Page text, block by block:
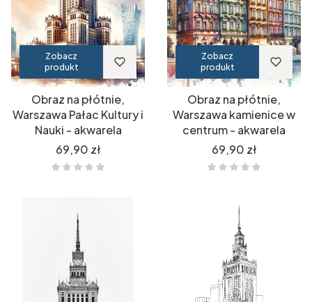
Zobacz
produkt
Obraz na płótnie,
Warszawa Pałac Kultury i
Nauki - akwarela
Cena
69,90 zł
Zobacz
produkt
Obraz na płótnie,
Warszawa kamienice w
centrum - akwarela
Cena
69,90 zł